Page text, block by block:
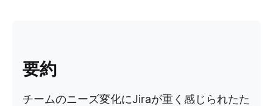
要約
チームのニーズ変化にJiraが重く感じられたた